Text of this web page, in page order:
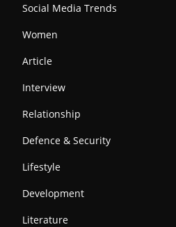
Social Media Trends
Women
Article
Interview
Relationship
Defence & Security
Lifestyle
Development
Literature